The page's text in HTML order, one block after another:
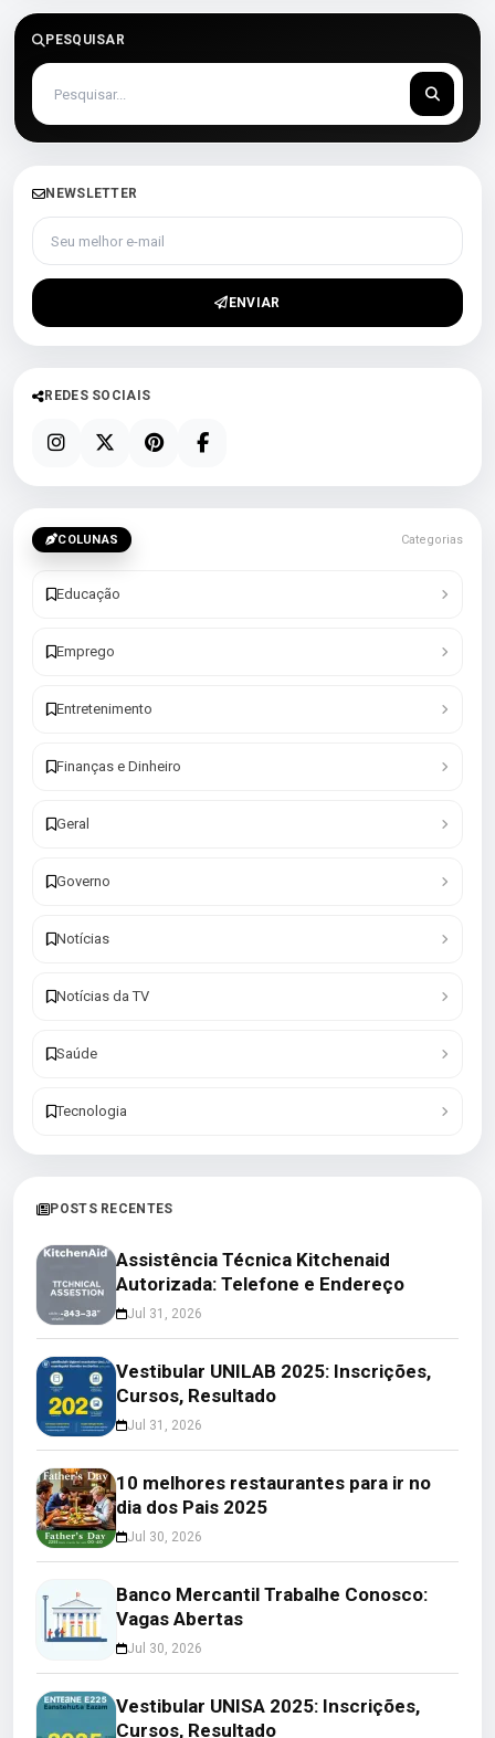
PESQUISAR
NEWSLETTER
Seu melhor e-mail
ENVIAR
REDES SOCIAIS
COLUNAS Categorias
Educação
Emprego
Entretenimento
Finanças e Dinheiro
Geral
Governo
Notícias
Notícias da TV
Saúde
Tecnologia
POSTS RECENTES
Assistência Técnica Kitchenaid
Autorizada: Telefone e Endereço
Jul 31, 2026
Vestibular UNILAB 2025: Inscrições,
Cursos, Resultado
Jul 31, 2026
10 melhores restaurantes para ir no
dia dos Pais 2025
Jul 30, 2026
Banco Mercantil Trabalhe Conosco:
Vagas Abertas
Jul 30, 2026
Vestibular UNISA 2025: Inscrições,
Cursos, Resultado